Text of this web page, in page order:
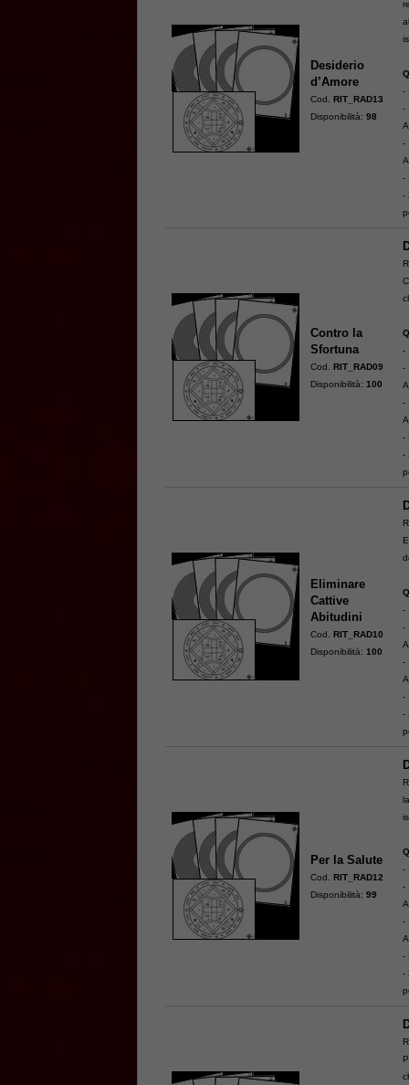
Desiderio
d’Amore
Cod.RIT_RAD13
Disponibilità:98
-
-
-
-
-
Contro la
Sfortuna
Cod.RIT_RAD09
Disponibilità:100
-
-
-
-
-
Eliminare
Cattive
Abitudini
Cod.RIT_RAD10
Disponibilità:100
-
-
-
-
-
Per la Salute
Cod.RIT_RAD12
Disponibilità:99
-
-
-
-
-